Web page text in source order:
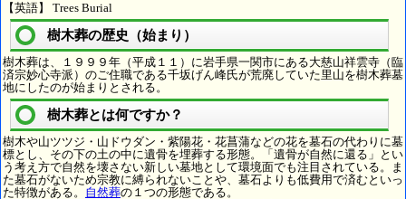
【英語】 Trees Burial
樹木葬の歴史（始まり）
樹木葬は、１９９９年（平成１１）に岩手県一関市にある大慈山祥雲寺（臨
済宗妙心寺派）のご住職である千坂げん峰氏が荒廃していた里山を樹木葬墓
地にしたのが始まりとされる。
樹木葬とは何ですか？
樹木や山ツツジ・山ドウダン・紫陽花・花菖蒲などの花を墓石の代わりに墓
標とし、その下の土の中に遺骨を埋葬する形態。「遺骨が自然に還る」とい
う考え方で自然を壊さない新しい墓地として環境面でも注目されている。ま
た墓石がないため宗教に縛られないことや、墓石よりも低費用で済むといっ
た特徴がある。 自然葬の１つの形態である。